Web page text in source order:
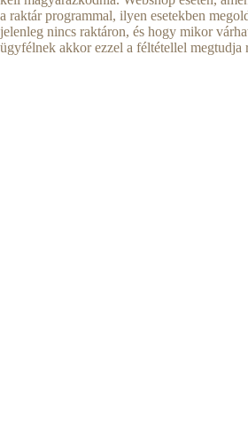
a raktár programmal, ilyen esetekben
jelenleg nincs raktáron, és hogy mikor
ügyfélnek akkor ezzel a féltétellel megtudja